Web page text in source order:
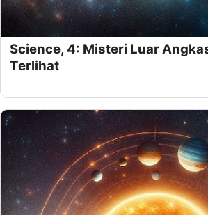
Oleh:Amnan Faza Pada:November 15, 2024
Science, 4: Misteri Luar
Terlihat